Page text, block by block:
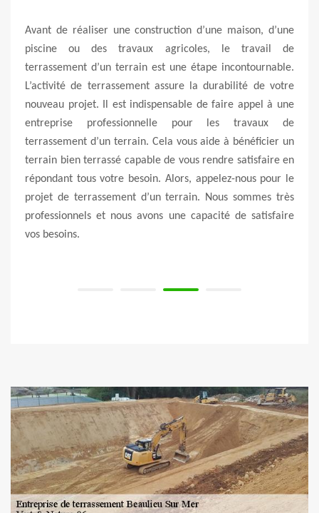
Avant de réaliser une construction d’une maison, d’une
piscine ou des travaux agricoles, le travail de
terrassement d’un terrain est une étape incontournable.
L’activité de terrassement assure la durabilité de votre
nouveau projet. Il est indispensable de faire appel à une
entreprise professionnelle pour les travaux de
terrassement d’un terrain. Cela vous aide à bénéficier un
terrain bien terrassé capable de vous rendre satisfaire en
répondant tous votre besoin. Alors, appelez-nous pour le
projet de terrassement d’un terrain. Nous sommes très
professionnels et nous avons une capacité de satisfaire
vos besoins.